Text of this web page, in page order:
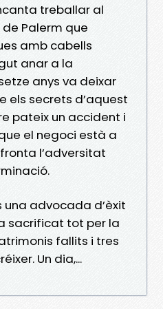
treballar al
Palerm que
amb cabells
anar a la
anys va deixar
els secrets d’aquest
pateix un accident i
el negoci està a
l’adversitat
una advocada d’èxit
sacrificat tot per la
fallits i tres
Un dia,...